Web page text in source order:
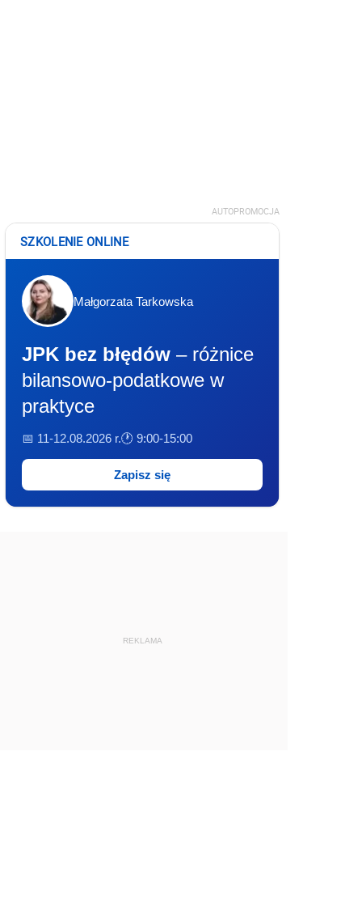
AUTOPROMOCJA
SZKOLENIE ONLINE
Małgorzata Tarkowska
JPK bez błędów – różnice
bilansowo-podatkowe w
praktyce
📅 11-12.08.2026 r.🕐 9:00-15:00
Zapisz się
REKLAMA